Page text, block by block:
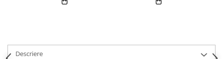
Descriere